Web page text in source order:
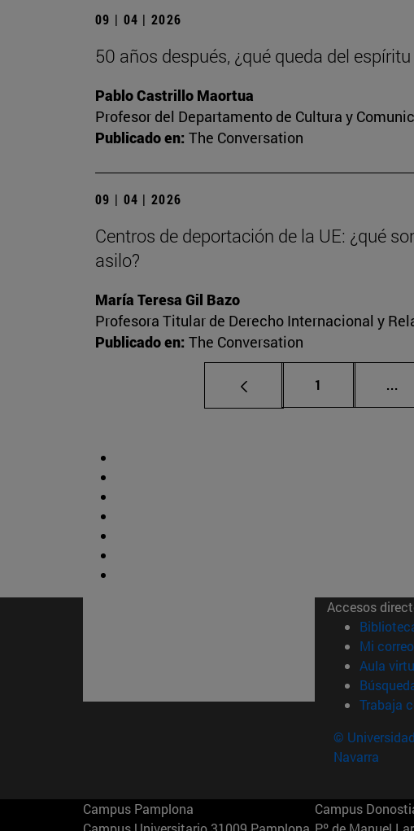
09 | 04 | 2026
50 años después, ¿qué queda del
Pablo Castrillo Maortua
Profesor del Departamento de Cultura y
Publicado en: The Conversation
09 | 04 | 2026
Centros de deportación de la UE: ¿qué
asilo?
María Teresa Gil Bazo
Profesora Titular de Derecho Internacional y
Publicado en: The Conversation
Página
1 ...
Accesos
Mi correo
Aula
Trabaja
©
Navarra
Campus Pamplona
Campus